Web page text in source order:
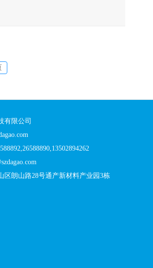
有限公司
区朗山路28号通产新材料产业园3栋